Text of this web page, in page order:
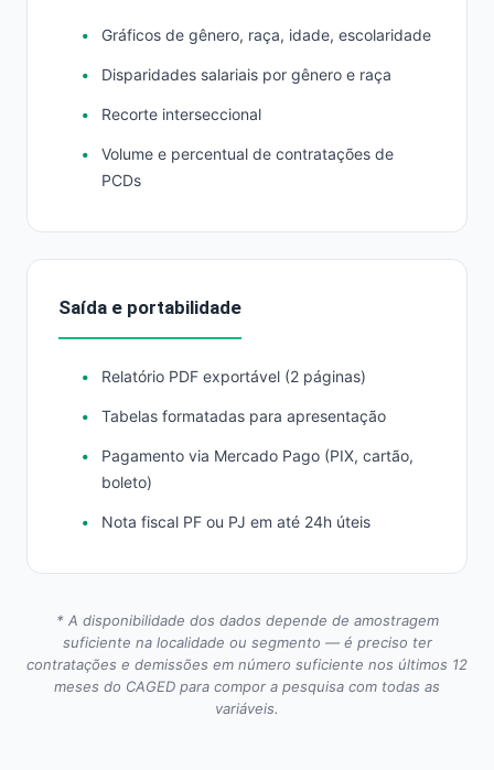
Gráficos de gênero, raça, idade, escolaridade
Disparidades salariais por gênero e raça
Recorte interseccional
Volume e percentual de contratações de
PCDs
Saída e portabilidade
Relatório PDF exportável (2 páginas)
Tabelas formatadas para apresentação
Pagamento via Mercado Pago (PIX, cartão,
boleto)
Nota fiscal PF ou PJ em até 24h úteis
* A disponibilidade dos dados depende de amostragem
suficiente na localidade ou segmento — é preciso ter
contratações e demissões em número suficiente nos últimos 12
meses do CAGED para compor a pesquisa com todas as
variáveis.